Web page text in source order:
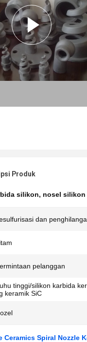
Produk
silikon, nosel silikon
dan
pelanggan
tinggi/silikon karbida
keramik SiC
Ceramics Spiral Nozzle